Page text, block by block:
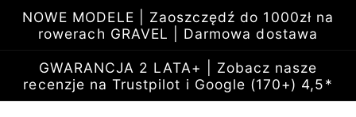
do
treści
NOWE MODELE | Zaoszczędź do 1000zł na
rowerach GRAVEL | Darmowa dostawa
GWARANCJA 2 LATA+ | Zobacz nasze
recenzje na Trustpilot i Google (170+) 4,5*